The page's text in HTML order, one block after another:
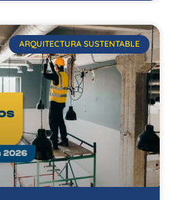
ARQUITECTURA SUSTENTABLE